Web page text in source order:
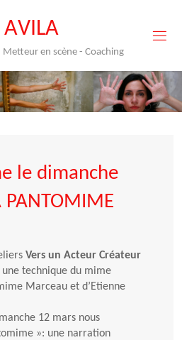
AVILA
en scène - Coaching
le dimanche
Vers un Acteur Créateur
technique du mime
Marceau et d’Etienne
12 mars nous
»: une narration